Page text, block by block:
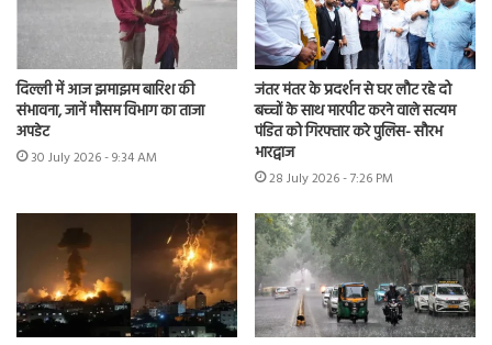
दिल्ली में आज झमाझम बारिश की
संभावना, जानें मौसम विभाग का ताजा
अपडेट
30 July 2026 - 9:34 AM
जंतर मंतर के प्रदर्शन से घर लौट रहे दो
बच्चों के साथ मारपीट करने वाले सत्यम
पंडित को गिरफ्तार करे पुलिस- सौरभ
भारद्वाज
28 July 2026 - 7:26 PM